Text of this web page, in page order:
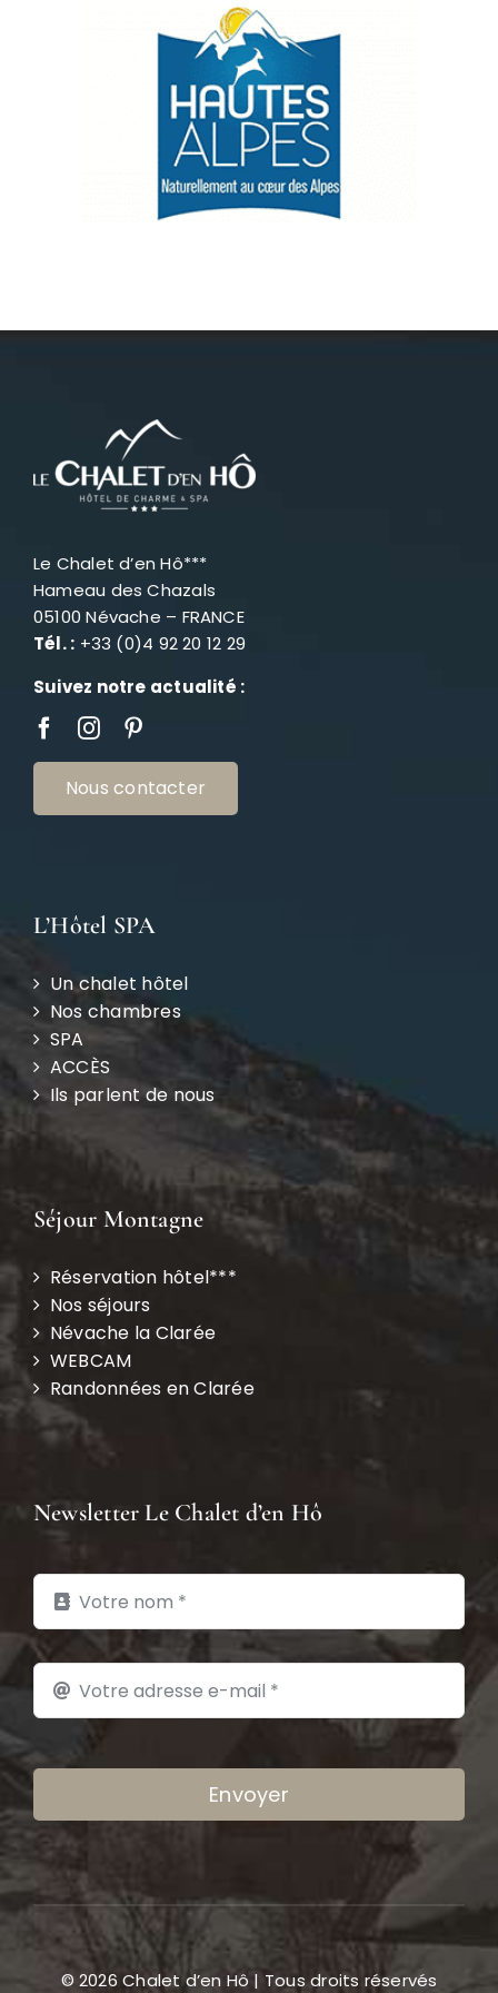
Le Chalet d’en Hô***
Hameau des Chazals
05100 Névache – FRANCE
Tél. : +33 (0)4 92 20 12 29
Suivez notre actualité :
Nous contacter
L’Hôtel SPA
Un chalet hôtel
Nos chambres
SPA
ACCÈS
Ils parlent de nous
Séjour Montagne
Réservation hôtel***
Nos séjours
Névache la Clarée
WEBCAM
Randonnées en Clarée
Newsletter Le Chalet d’en Hô
Envoyer
© 2026 Chalet d’en Hô | Tous droits réservés